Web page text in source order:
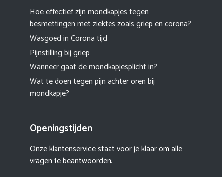
Hoe effectief zijn mondkapjes tegen
besmettingen met ziektes zoals griep en corona?
Wasgoed in Corona tijd
Pijnstilling bij griep
Wanneer gaat de mondkapjesplicht in?
Wat te doen tegen pijn achter oren bij
mondkapje?
Openingstijden
Onze klantenservice staat voor je klaar om alle
vragen te beantwoorden.